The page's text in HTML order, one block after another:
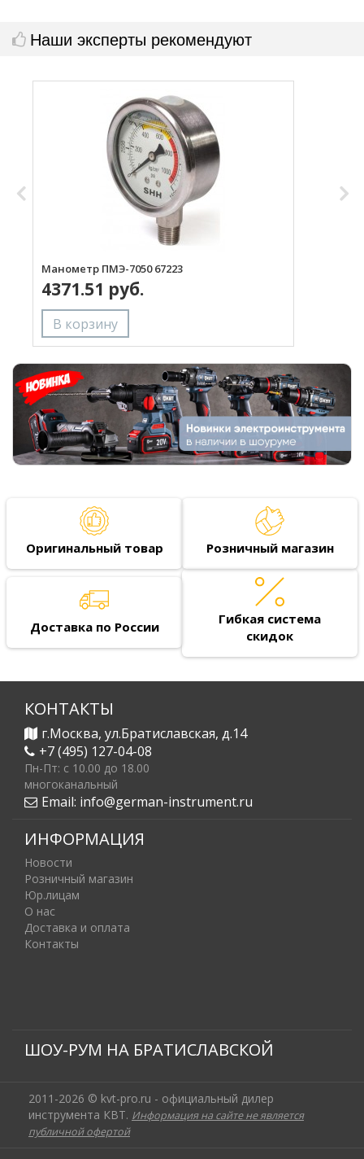
Наши эксперты рекомендуют
Манометр ПМЭ-7050 67223
4371.51 руб.
Оригинальный товар Розничный магазин
Доставка по России
Гибкая система
скидок
КОНТАКТЫ
г.Москва, ул.Братиславская, д.14
+7 (495) 127-04-08
Пн-Пт: c 10.00 до 18.00
многоканальный
Email: info@german-instrument.ru
ИНФОРМАЦИЯ
Новости
Розничный магазин
Юр.лицам
О нас
Доставка и оплата
Контакты
ШОУ-РУМ НА БРАТИСЛАВСКОЙ
2011-2026 © kvt-pro.ru - официальный дилер
инструмента КВТ. Информация на сайте не является
публичной офертой